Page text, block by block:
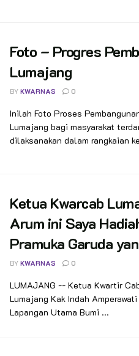
Foto – Progres
Lumajang
BY KWARNAS 0
Inilah Foto Proses
Lumajang bagi masyarakat
dilaksanakan dalam rangkaian
Ketua Kwarcab
Arum ini Saya
Pramuka Garuda
BY KWARNAS 0
LUMAJANG -- Ketua Kwartir
Lumajang Kak Indah
Lapangan Utama Bumi ...